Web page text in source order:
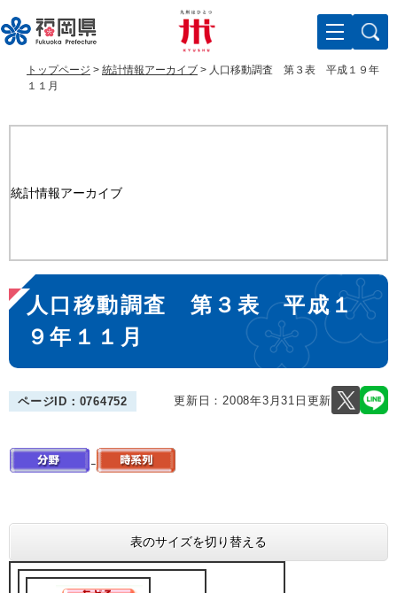
ー
ジ
ニ
ュ
文
トップページ > 統計情報アーカイブ > 人口移動調査 第３表 平成１９年
１１月
統計情報アーカイブ
本
文
人口移動調査 第３表 平成１
９年１１月
ページID：0764752 更新日：2008年3月31日更新
表のサイズを切り替える